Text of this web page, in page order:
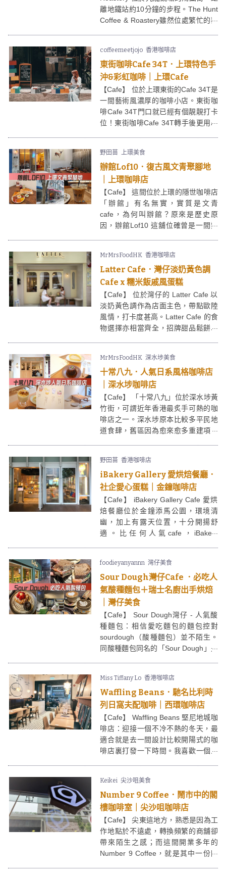
離地鐵站約10分鐘的步程。The Hunt
Coffee & Roastery雖然位處繁忙的觀
受The Hunt Coffee & Roastery提供
的咖啡和餐點，用餐體驗不錯。
coffeemeetjojo 香港咖啡店
東街咖啡Cafe 34T．上環特色手
沖&彩虹咖啡｜上環Cafe
【Cafe】 位於上環東街的Cafe 34T是
一間藝術風濃厚的咖啡小店。東街咖
啡Cafe 34T門口就已經有個靚靚打卡
位！東街咖啡Cafe 34T轉手後更用心
插了人氣男團成員Mirror與Lego的藝
術作品。
野田苗 上環美食
辦館Lof10．復古風文青聚腳地
｜上環咖啡店
【Cafe】 這間位於上環的隱世咖啡店
「辦館」有名無實，實質是文青
cafe，為何叫辦館？原來是歷史原
因，辦館Lof10 這舖位確曾是一間辦
「LOF10」其實是「Love Often」的
縮寫，文青藝術人同街坊在這兒歎杯
咖啡，談天說地，又過了半天。
MrMrsFoodHK 香港咖啡店
Latter Cafe．灣仔淡奶黃色調
Cafe x 糯米飯戚風蛋糕
【Cafe】 位於灣仔的 Latter Cafe 以
淡奶黃色調作為店面主色，帶點歐陸
風情，打卡度甚高。Latter Cafe 的食
物選擇亦相當齊全，招牌甜品鬆餅以
MrMrsFoodHK 深水埗美食
十常八九．人氣日系風格咖啡店
｜深水埗咖啡店
【Cafe】 「十常八九」位於深水埗黃
竹街，可謂近年香港最炙手可熱的咖
啡店之一。深水埗原本比較多平民地
道食肆，舊區因為愈來愈多重建項目
店。「十常八九」的木色裝潢、手繪
餐牌、自家製甜品等都充滿驚喜。喜
歡這類型咖啡店的朋友不要錯過！
野田苗 香港咖啡店
iBakery Gallery 愛烘焙餐廳．
社企愛心蛋糕｜金鐘咖啡店
【Cafe】 iBakery Gallery Cafe 愛烘
焙餐廳位於金鐘添馬公園，環境清
幽，加上有露天位置，十分開揚舒
適。比任何人氣cafe，iBakery
士。其實大家不用付出甚麼，只要像
平時般到cafe 歎件cake、飲杯茶，就
已經是對這間社企及其殘障人士很大
的支持。
foodieyanyannn 灣仔美食
Sour Dough灣仔Cafe ．必吃人
氣酸種麵包＋瑞士名廚出手烘焙
｜灣仔美食
【Cafe】 Sour Dough灣仔 - 人氣酸
種麵包：相信愛吃麵包的麵包控對
sourdough（酸種麵包）並不陌生。
同酸種麵包同名的「Sour Dough」是
為一名日日都要吃麵包的麵包控，當
然要來Sour Dough灣仔Cafe朝聖！
Miss Tiffany Lo 香港咖啡店
Waffling Beans．馳名比利時
列日窩夫配咖啡｜西環咖啡店
【Cafe】 Waffling Beans 堅尼地城咖
啡店：迎接一個不冷不熱的冬天，最
適合就是去一間設計比較開陽式的咖
啡店裏打發一下時間。我喜歡一個人
天，我便來到堅尼地城的這間Waffling
Beans休閒一下。Waffling Beans，顧
名思義是一間主打窩夫和咖啡的咖啡
店。
Keikei 尖沙咀美食
Number 9 Coffee．鬧市中的閣
樓咖啡室｜尖沙咀咖啡店
【Cafe】 尖東這地方，熟悉是因為工
作地點於不遠處，轉換頻繁的商舖卻
帶來陌生之感；而這間開業多年的
Number 9 Coffee，就是其中一份陌